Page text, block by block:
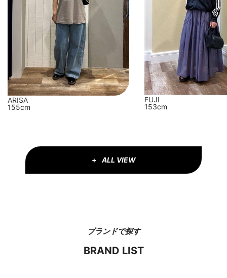
ARISA
155cm
FUJI
153cm
ALL VIEW
ブランドで探す
BRAND LIST